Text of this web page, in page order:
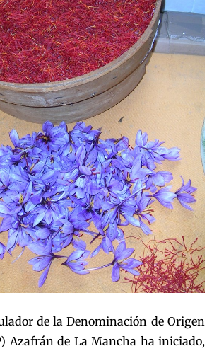
de la Denominación de Origen
Azafrán de La Mancha ha iniciado,